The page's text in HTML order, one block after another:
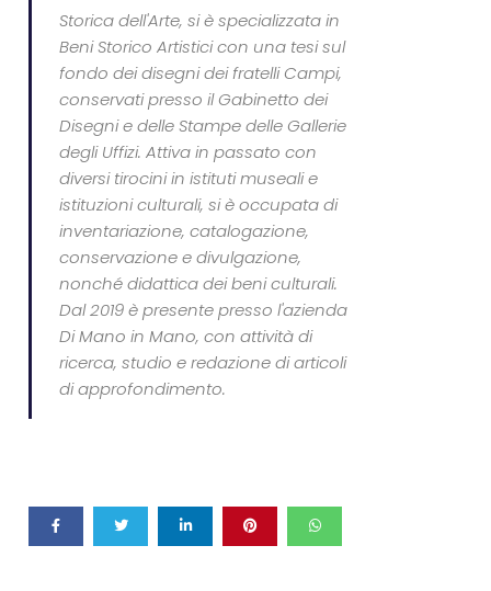
Storica dell'Arte, si è specializzata in
Beni Storico Artistici con una tesi sul
fondo dei disegni dei fratelli Campi,
conservati presso il Gabinetto dei
Disegni e delle Stampe delle Gallerie
degli Uffizi. Attiva in passato con
diversi tirocini in istituti museali e
istituzioni culturali, si è occupata di
inventariazione, catalogazione,
conservazione e divulgazione,
nonché didattica dei beni culturali.
Dal 2019 è presente presso l'azienda
Di Mano in Mano, con attività di
ricerca, studio e redazione di articoli
di approfondimento.